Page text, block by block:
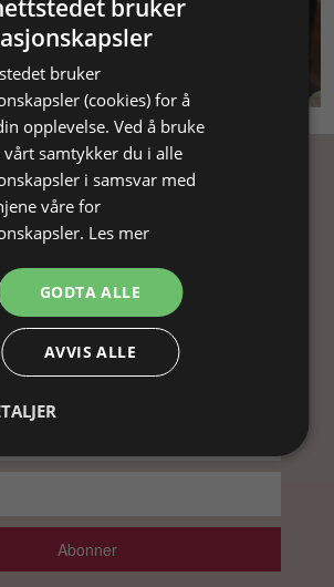
SMYKKEKURS
inspirasjon
gode tilbud og tips til din
smykkefremstilling.
på vårt nyhetsbrev, godtar du vår
personvernpolitikk.
Abonner
bruker
bruker
(cookies) for å
opplevelse. Ved å bruke
vårt samtykker du i alle
i samsvar med
våre for
Les mer
GODTA ALLE
AVVIS ALLE